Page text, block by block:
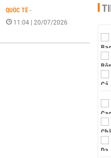
QUỐC TẾ -
11:04 | 20/07/2026